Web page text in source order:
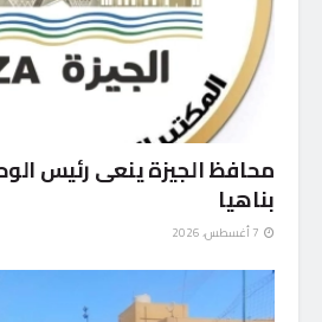
محافظ الجيزة ينعى رئيس
بناهيا